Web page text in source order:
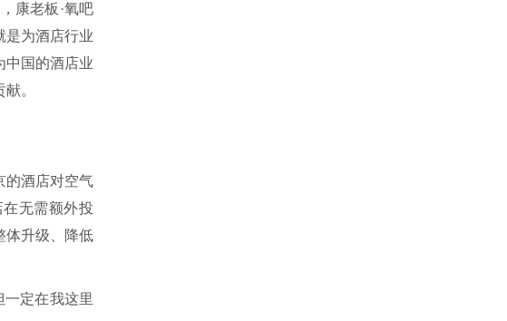
康老板·氧吧
是为酒店行业
中国的酒店业
。
酒店对空气
无需额外投
体升级、降低
定在我这里